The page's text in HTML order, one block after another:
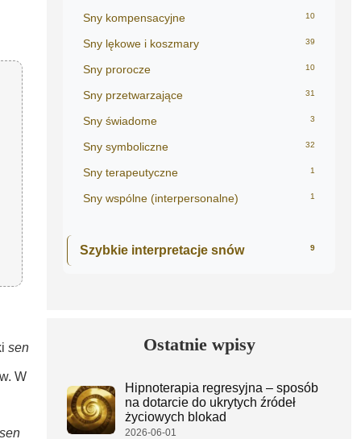
sen
W
sen
Sny kompensacyjne 10
Sny lękowe i koszmary 39
Sny prorocze 10
Sny przetwarzające 31
Sny świadome 3
Sny symboliczne 32
Sny terapeutyczne 1
Sny wspólne (interpersonalne) 1
Szybkie interpretacje snów 9
Ostatnie wpisy
Hipnoterapia regresyjna – sposób
na dotarcie do ukrytych źródeł
życiowych blokad
2026-06-01